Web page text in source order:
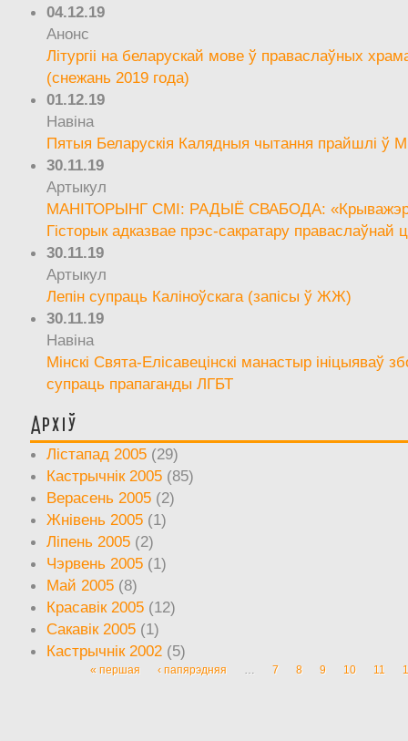
04.12.19
Анонс
Літургіі на беларускай мове ў праваслаўных
(снежань 2019 года)
01.12.19
Навіна
Пятыя Беларускія Калядныя чытання прайшлі ў
30.11.19
Артыкул
МАНІТОРЫНГ СМІ: РАДЫЁ СВАБОДА:
Гісторык адказвае прэс-сакратару праваслаўнай
30.11.19
Артыкул
Лепін супраць Каліноўскага (запісы ў ЖЖ)
30.11.19
Навіна
Мінскі Свята-Елісавецінскі манастыр ініцыяваў
супраць прапаганды ЛГБТ
Архіў
Лістапад 2005 (29)
Кастрычнік 2005 (85)
Верасень 2005 (2)
Жнівень 2005 (1)
Ліпень 2005 (2)
Чэрвень 2005 (1)
Май 2005 (8)
Красавік 2005 (12)
Сакавік 2005 (1)
Кастрычнік 2002 (5)
Старонкі
« першая ‹ папярэдняя … 7 8 9 10 11